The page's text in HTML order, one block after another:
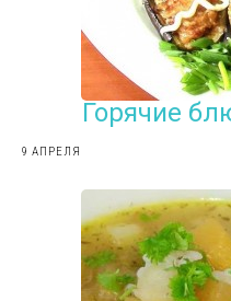
Горячие
9 АПРЕЛЯ